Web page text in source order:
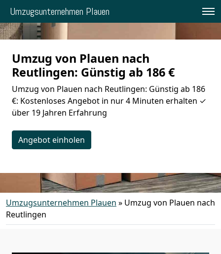
Umzugsunternehmen Plauen
Umzug von Plauen nach
Reutlingen: Günstig ab 186 €
Umzug von Plauen nach Reutlingen: Günstig ab 186
€: Kostenloses Angebot in nur 4 Minuten erhalten ✓
über 19 Jahren Erfahrung
Angebot einholen
Umzugsunternehmen Plauen » Umzug von Plauen nach
Reutlingen